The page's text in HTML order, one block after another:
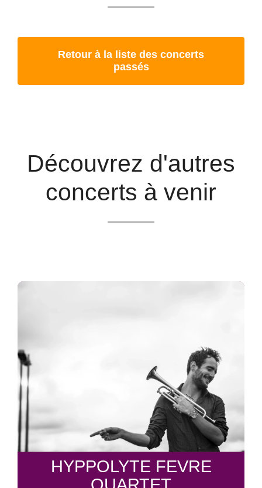
Retour à la liste des concerts
passés
Découvrez d'autres
concerts à venir
HYPPOLYTE FEVRE